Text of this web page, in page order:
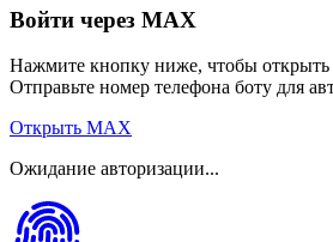
Войти через MAX
Нажмите кнопку ниже, чтобы открыть
Отправьте номер телефона боту для
Открыть MAX
Ожидание авторизации...